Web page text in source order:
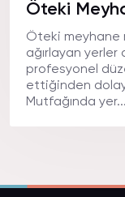
Öteki
Öteki meyhane
ağırlayan yerler
profesyonel
ettiğinden
Mutfağında yer...